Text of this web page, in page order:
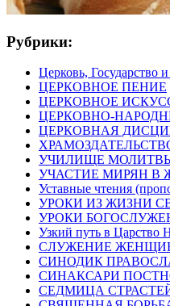
Рубрики:
Церковь, Государство
ЦЕРКОВНОЕ ПЕНИЕ
ЦЕРКОВНОЕ
ЦЕРКОВНО-
ЦЕРКОВНАЯ
УЧИЛИЩЕ
УЧАСТИЕ МИРЯН В
Уставные чтения
УРОКИ ИЗ ЖИЗНИ
УРОКИ
Узкий путь в Царство
СЛУЖЕНИЕ
СИНОДИК
СИНАКСАРИ
СЕДМИЦА